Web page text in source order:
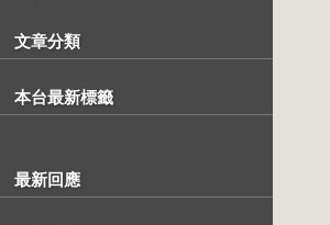
文章分類
本台最新標籤
最新回應